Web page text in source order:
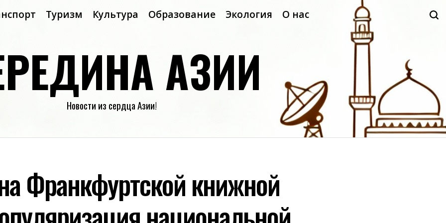
Туризм Культура Образование Экология О нас
АЗИИ
Новости из сердца Азии!
Франкфуртской книжной